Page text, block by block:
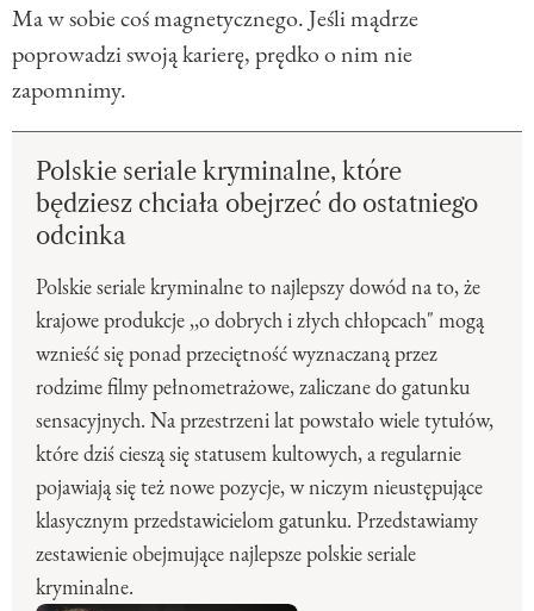
Ma w sobie coś magnetycznego. Jeśli mądrze
poprowadzi swoją karierę, prędko o nim nie
zapomnimy.
Polskie seriale kryminalne, które
będziesz chciała obejrzeć do ostatniego
odcinka
Polskie seriale kryminalne to najlepszy dowód na to, że
krajowe produkcje ,,o dobrych i złych chłopcach" mogą
wznieść się ponad przeciętność wyznaczaną przez
rodzime filmy pełnometrażowe, zaliczane do gatunku
sensacyjnych. Na przestrzeni lat powstało wiele tytułów,
które dziś cieszą się statusem kultowych, a regularnie
pojawiają się też nowe pozycje, w niczym nieustępujące
klasycznym przedstawicielom gatunku. Przedstawiamy
zestawienie obejmujące najlepsze polskie seriale
kryminalne.